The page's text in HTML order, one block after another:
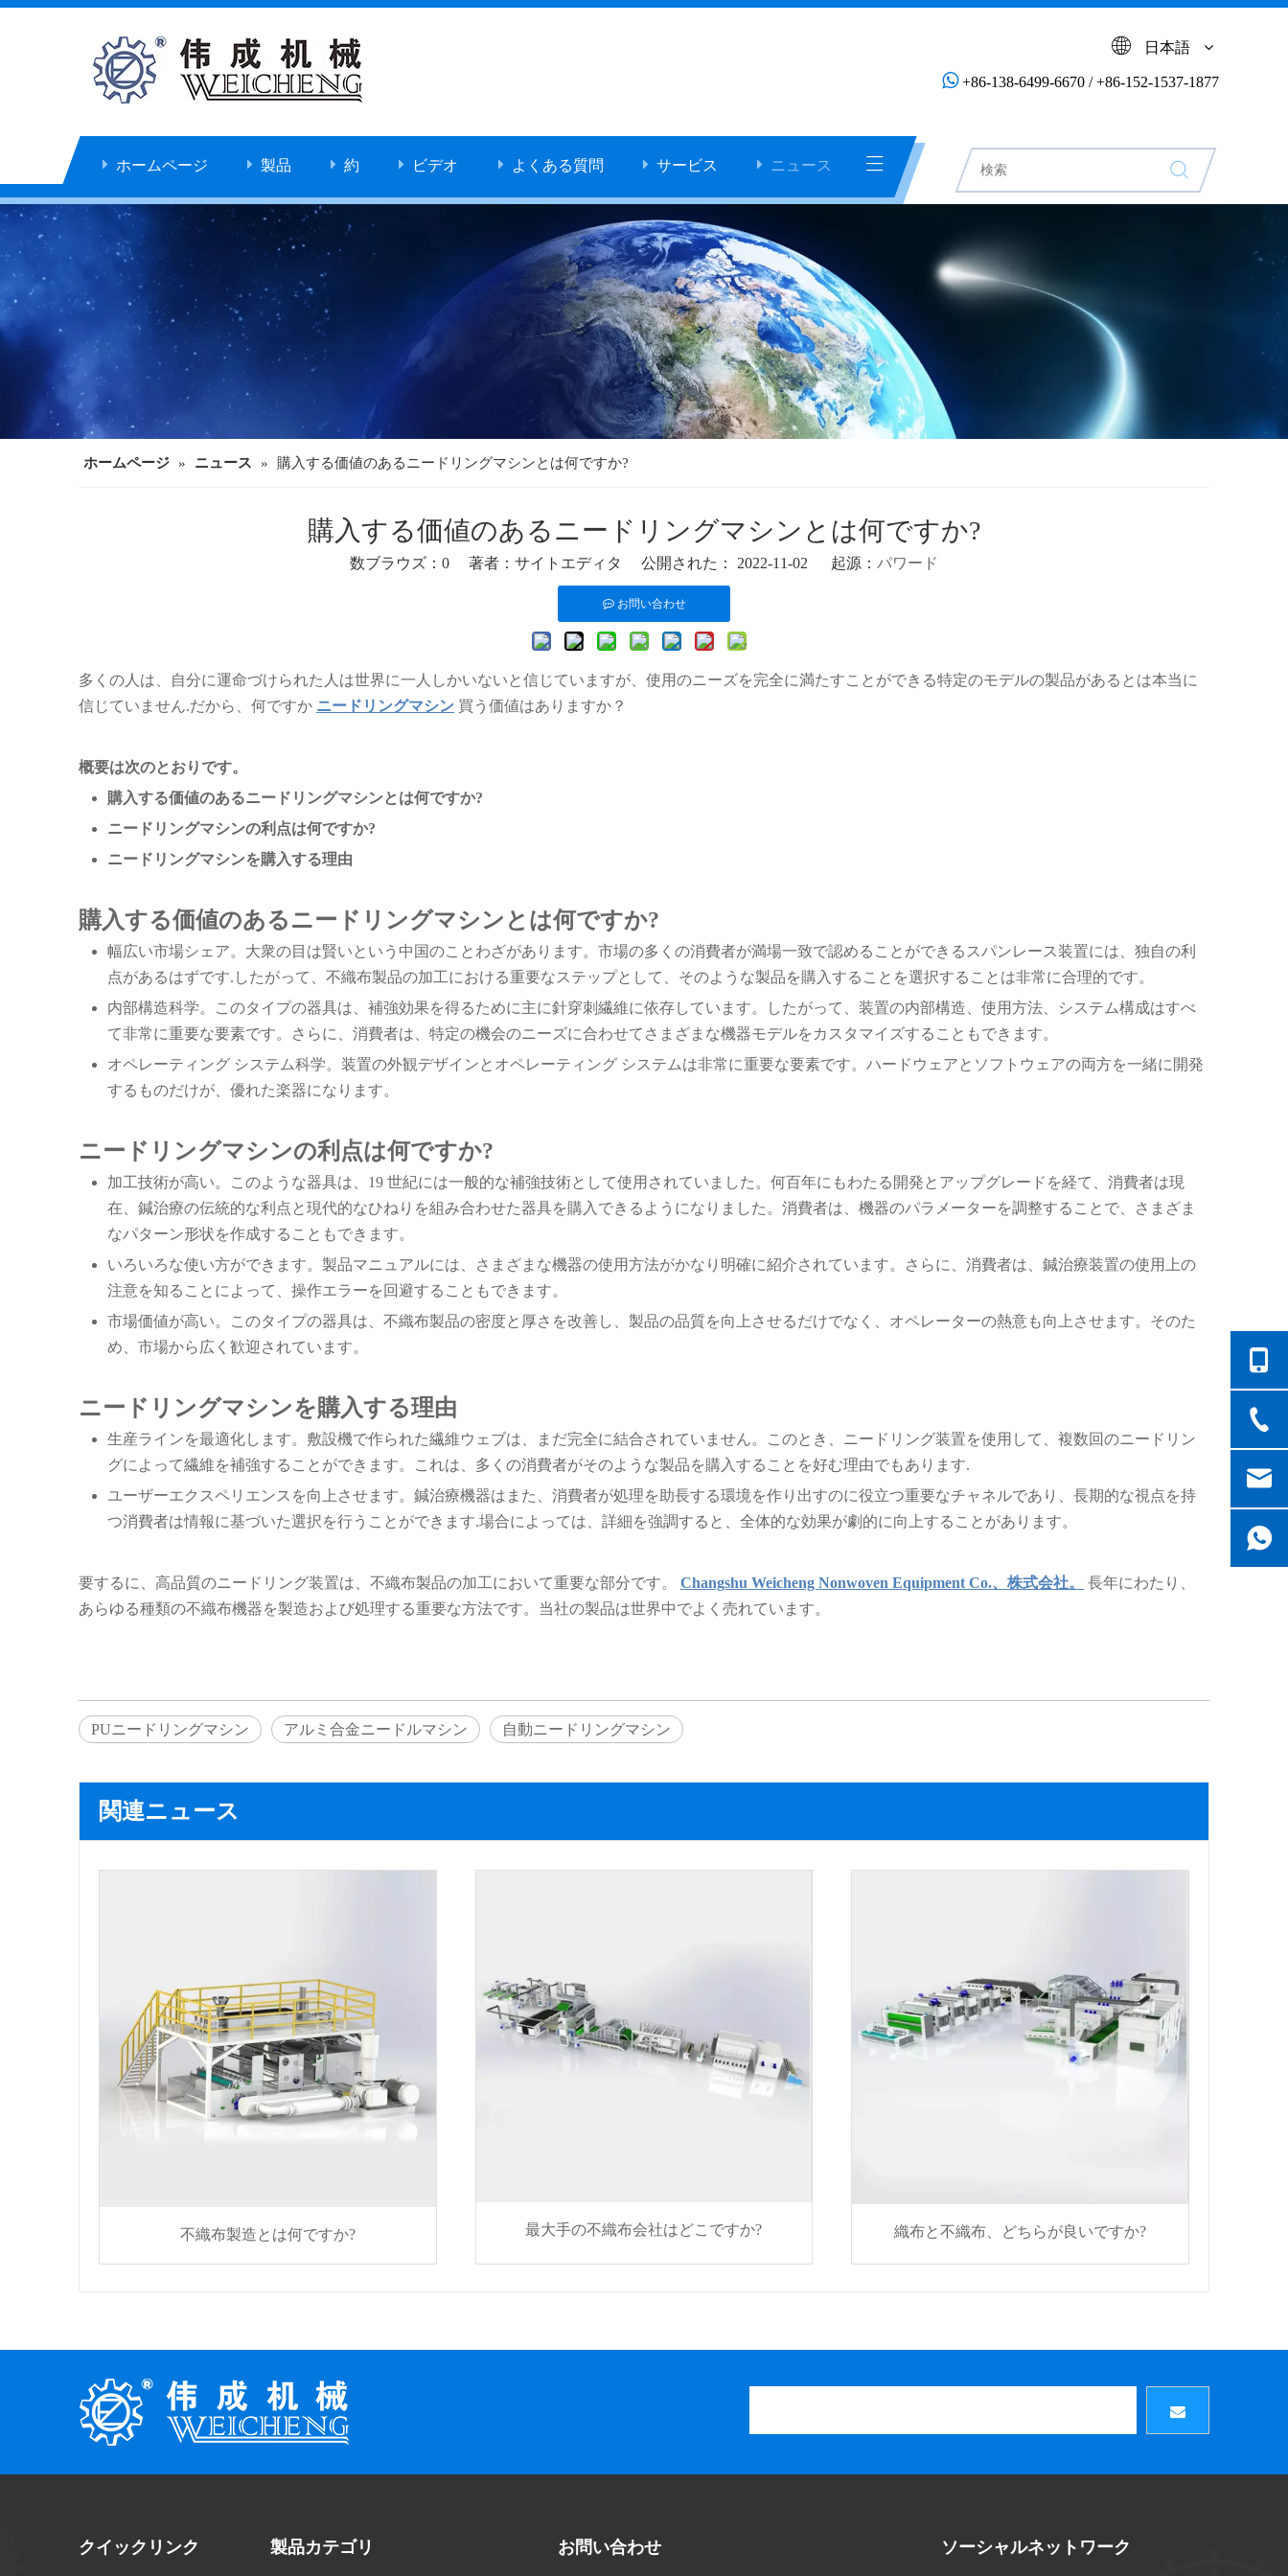
日本語
+86-138-6499-6670 / +86-152-1537-1877
ホームページ 製品 約 ビデオ よくある質問 サービス ニュース
ホームページ » ニュース » 購入する価値のあるニードリングマシンとは何ですか?
購入する価値のあるニードリングマシンとは何ですか?
数ブラウズ： 0 著者：サイトエディタ 公開された： 2022-11-02 起源： パワード
お問い合わせ
多くの人は、自分に運命づけられた人は世界に一人しかいないと信じていますが、使用のニーズを完全に満たすことができる特定のモデルの製品があるとは本当に
信じていません.だから、何ですか ニードリングマシン 買う価値はありますか？
概要は次のとおりです。
購入する価値のあるニードリングマシンとは何ですか?
ニードリングマシンの利点は何ですか?
ニードリングマシンを購入する理由
購入する価値のあるニードリングマシンとは何ですか?
幅広い市場シェア。大衆の目は賢いという中国のことわざがあります。市場の多くの消費者が満場一致で認めることができるスパンレース装置には、独自の利
点があるはずです.したがって、不織布製品の加工における重要なステップとして、そのような製品を購入することを選択することは非常に合理的です。
内部構造科学。このタイプの器具は、補強効果を得るために主に針穿刺繊維に依存しています。したがって、装置の内部構造、使用方法、システム構成はすべ
て非常に重要な要素です。さらに、消費者は、特定の機会のニーズに合わせてさまざまな機器モデルをカスタマイズすることもできます。
オペレーティング システム科学。装置の外観デザインとオペレーティング システムは非常に重要な要素です。ハードウェアとソフトウェアの両方を一緒に開発
するものだけが、優れた楽器になります。
ニードリングマシンの利点は何ですか?
加工技術が高い。このような器具は、19 世紀には一般的な補強技術として使用されていました。何百年にもわたる開発とアップグレードを経て、消費者は現
在、鍼治療の伝統的な利点と現代的なひねりを組み合わせた器具を購入できるようになりました。消費者は、機器のパラメーターを調整することで、さまざま
なパターン形状を作成することもできます。
いろいろな使い方ができます。製品マニュアルには、さまざまな機器の使用方法がかなり明確に紹介されています。さらに、消費者は、鍼治療装置の使用上の
注意を知ることによって、操作エラーを回避することもできます。
市場価値が高い。このタイプの器具は、不織布製品の密度と厚さを改善し、製品の品質を向上させるだけでなく、オペレーターの熱意も向上させます。そのた
め、市場から広く歓迎されています。
ニードリングマシンを購入する理由
生産ラインを最適化します。敷設機で作られた繊維ウェブは、まだ完全に結合されていません。このとき、ニードリング装置を使用して、複数回のニードリン
グによって繊維を補強することができます。これは、多くの消費者がそのような製品を購入することを好む理由でもあります.
ユーザーエクスペリエンスを向上させます。鍼治療機器はまた、消費者が処理を助長する環境を作り出すのに役立つ重要なチャネルであり、長期的な視点を持
つ消費者は情報に基づいた選択を行うことができます.場合によっては、詳細を強調すると、全体的な効果が劇的に向上することがあります。
要するに、高品質のニードリング装置は、不織布製品の加工において重要な部分です。 Changshu Weicheng Nonwoven Equipment Co.、株式会社。
長年にわたり、
あらゆる種類の不織布機器を製造および処理する重要な方法です。当社の製品は世界中でよく売れています。
PUニードリングマシン アルミ合金ニードルマシン 自動ニードリングマシン
関連ニュース
不織布製造とは何ですか? 最大手の不織布会社はどこですか? 織布と不織布、どちらが良いですか?
クイックリンク 製品カテゴリ お問い合わせ ソーシャルネットワーク